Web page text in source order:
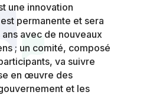
une innovation
permanente et sera
avec de nouveaux
; un comité, composé
va suivre
en œuvre des
et les